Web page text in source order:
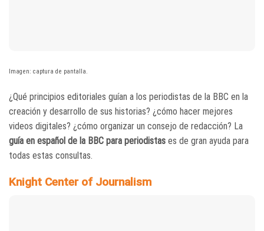
Imagen: captura de pantalla.
¿Qué principios editoriales guían a los periodistas de la BBC en la
creación y desarrollo de sus historias? ¿cómo hacer mejores
videos digitales? ¿cómo organizar un consejo de redacción? La
guía en español de la BBC para periodistas es de gran ayuda para
todas estas consultas.
Knight Center of Journalism